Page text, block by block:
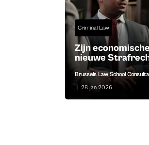
Criminal Law
Zijn
nieuwe
Brussels Law School
28 jan 2026